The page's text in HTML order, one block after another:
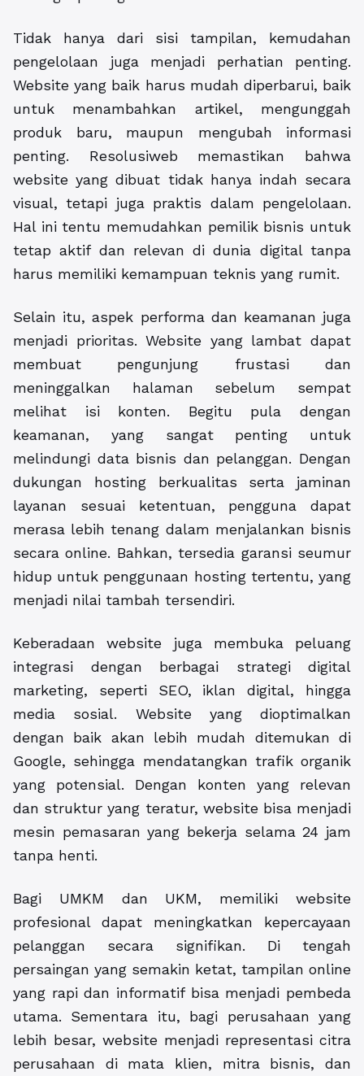
Tidak hanya dari sisi tampilan, kemudahan
pengelolaan juga menjadi perhatian penting.
Website yang baik harus mudah diperbarui, baik
untuk menambahkan artikel, mengunggah
produk baru, maupun mengubah informasi
penting. Resolusiweb memastikan bahwa
website yang dibuat tidak hanya indah secara
visual, tetapi juga praktis dalam pengelolaan.
Hal ini tentu memudahkan pemilik bisnis untuk
tetap aktif dan relevan di dunia digital tanpa
harus memiliki kemampuan teknis yang rumit.
Selain itu, aspek performa dan keamanan juga
menjadi prioritas. Website yang lambat dapat
membuat pengunjung frustasi dan
meninggalkan halaman sebelum sempat
melihat isi konten. Begitu pula dengan
keamanan, yang sangat penting untuk
melindungi data bisnis dan pelanggan. Dengan
dukungan hosting berkualitas serta jaminan
layanan sesuai ketentuan, pengguna dapat
merasa lebih tenang dalam menjalankan bisnis
secara online. Bahkan, tersedia garansi seumur
hidup untuk penggunaan hosting tertentu, yang
menjadi nilai tambah tersendiri.
Keberadaan website juga membuka peluang
integrasi dengan berbagai strategi digital
marketing, seperti SEO, iklan digital, hingga
media sosial. Website yang dioptimalkan
dengan baik akan lebih mudah ditemukan di
Google, sehingga mendatangkan trafik organik
yang potensial. Dengan konten yang relevan
dan struktur yang teratur, website bisa menjadi
mesin pemasaran yang bekerja selama 24 jam
tanpa henti.
Bagi UMKM dan UKM, memiliki website
profesional dapat meningkatkan kepercayaan
pelanggan secara signifikan. Di tengah
persaingan yang semakin ketat, tampilan online
yang rapi dan informatif bisa menjadi pembeda
utama. Sementara itu, bagi perusahaan yang
lebih besar, website menjadi representasi citra
perusahaan di mata klien, mitra bisnis, dan